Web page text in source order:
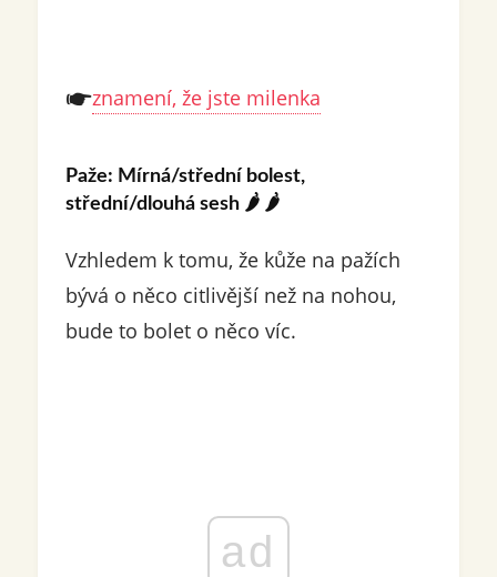
znamení, že jste milenka
Paže: Mírná/střední bolest,
střední/dlouhá sesh🌶️ 🌶️
Vzhledem k tomu, že kůže na pažích
bývá o něco citlivější než na nohou,
bude to bolet o něco víc.
ad